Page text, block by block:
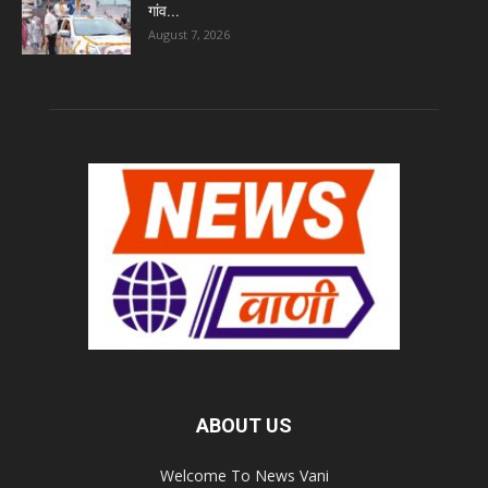
गांव...
August 7, 2026
ABOUT US
Welcome To News Vani